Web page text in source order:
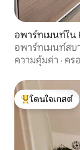
อพาร์ทเมนท์ใน
อพาร์ทเมนท์สบ
ความคุ้มค่า · คร
โดนใจเกสต์ที่สุด
โดนใจเกสต์